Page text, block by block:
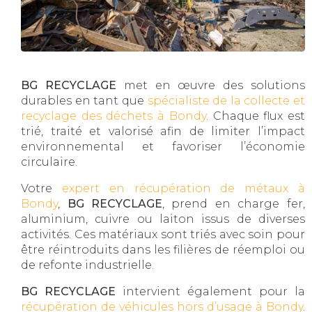
BG RECYCLAGE met en œuvre des solutions
durables en tant que spécialiste de la collecte et
recyclage des déchets à Bondy. Chaque flux est
trié, traité et valorisé afin de limiter l’impact
environnemental et favoriser l’économie
circulaire.
Votre expert en récupération de métaux à
Bondy, BG RECYCLAGE, prend en charge fer,
aluminium, cuivre ou laiton issus de diverses
activités. Ces matériaux sont triés avec soin pour
être réintroduits dans les filières de réemploi ou
de refonte industrielle.
BG RECYCLAGE intervient également pour la
récupération de véhicules hors d’usage à Bondy.